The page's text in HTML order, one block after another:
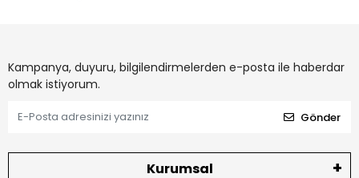
Kampanya, duyuru, bilgilendirmelerden e-posta ile haberdar
olmak istiyorum.
Gönder
Kurumsal